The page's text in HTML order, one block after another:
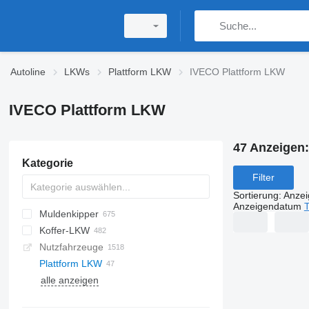
Autoline LKWs Plattform LKW IVECO Plattform LKW
IVECO Plattform LKW
Kategorie
Muldenkipper
Koffer-LKW
Nutzfahrzeuge
Plattform LKW
alle anzeigen
47 Anzeigen:
Filter
Sortierung:
Anzeigendatum